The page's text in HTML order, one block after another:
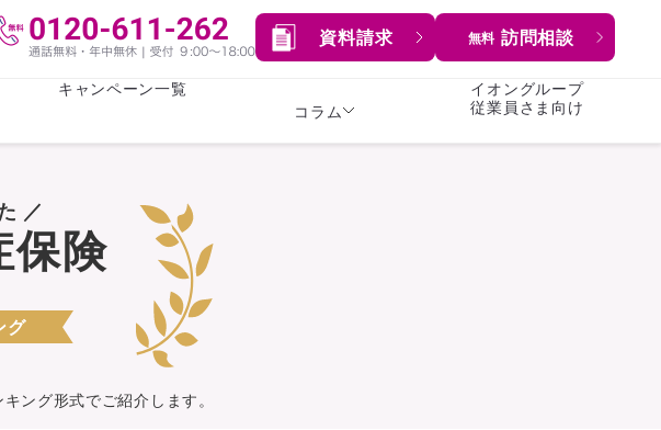
資料請求 無料 訪問相談
女性医療保険
収入保障保険
持病がある方向け
がん保険
女性医療保険
介護・認知症保険
キャンペーン一覧
コラム
心配事
イオングループ
従業員さま向け
／
保険
グ
ング形式でご紹介します。